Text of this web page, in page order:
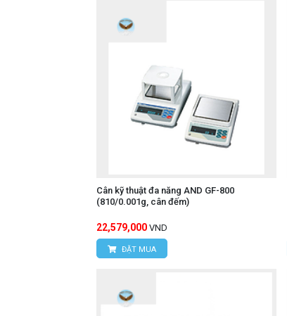
Cân kỹ thuật đa năng AND GF-800
(810/0.001g, cân đếm)
22,579,000 VND
ĐẶT MUA